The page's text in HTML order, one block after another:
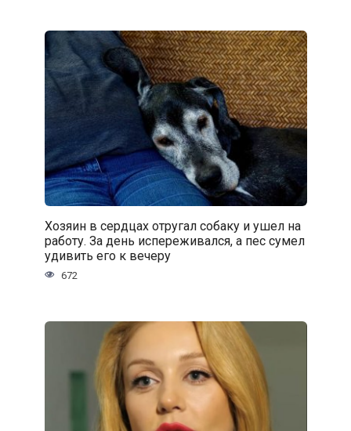
Хозяин в сердцах отругал собаку и ушел на
работу. За день испереживался, а пес сумел
удивить его к вечеру
672